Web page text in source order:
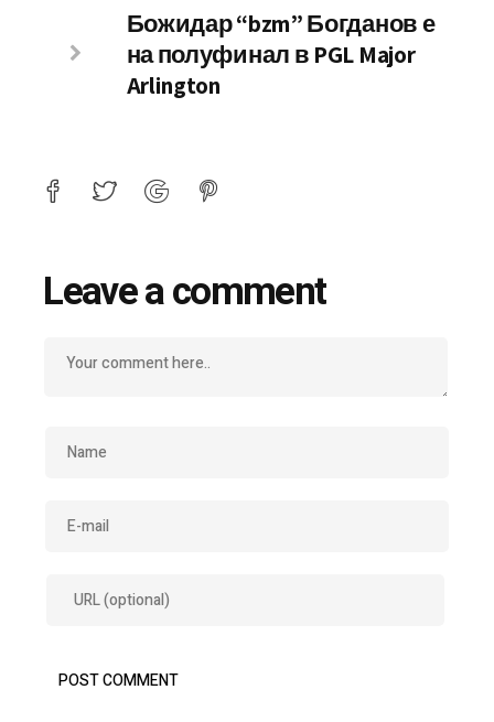
Божидар “bzm” Богданов е
на полуфинал в PGL Major
Arlington
Leave a comment